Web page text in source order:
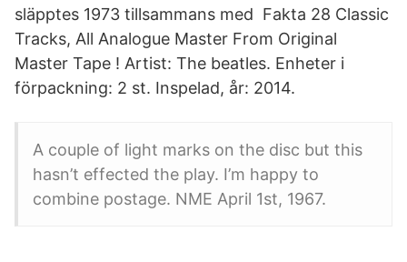
släpptes 1973 tillsammans med Fakta 28 Classic
Tracks, All Analogue Master From Original
Master Tape ! Artist: The beatles. Enheter i
förpackning: 2 st. Inspelad, år: 2014.
A couple of light marks on the disc but this
hasn’t effected the play. I’m happy to
combine postage. NME April 1st, 1967.